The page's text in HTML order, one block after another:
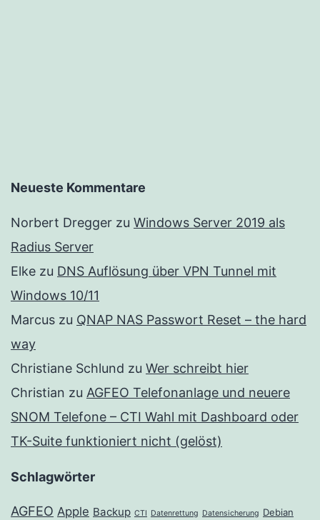
Neueste Kommentare
Norbert Dregger zu Windows Server 2019 als
Radius Server
Elke zu DNS Auflösung über VPN Tunnel mit
Windows 10/11
Marcus zu QNAP NAS Passwort Reset – the hard
way
Christiane Schlund zu Wer schreibt hier
Christian zu AGFEO Telefonanlage und neuere
SNOM Telefone – CTI Wahl mit Dashboard oder
TK-Suite funktioniert nicht (gelöst)
Schlagwörter
AGFEO Apple Backup CTI Datenrettung Datensicherung Debian